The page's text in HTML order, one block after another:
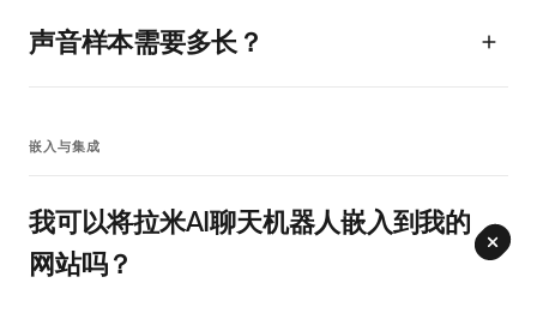
声音样本需要多长？
嵌入与集成
我可以将拉米AI聊天机器人嵌入到我的
网站吗？